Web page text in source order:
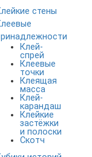
стены
Клей-
спрей
Клеевые
точки
Клеящая
масса
Клей-
карандаш
Клейкие
застёжки
и полоски
Скотч